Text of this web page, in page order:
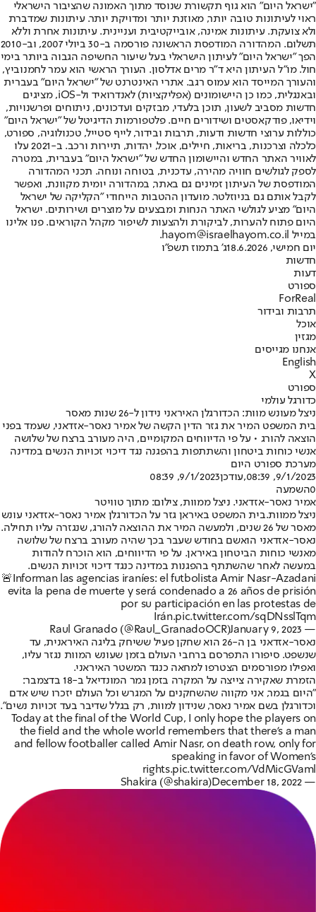
"ישראל היום" הוא גוף תקשורת שנוסד מתוך האמונה שהציבור הישראלי
ראוי לעיתונות טובה יותר, מאוזנת יותר ומדויקת יותר. עיתונות שמדברת
ולא צועקת. עיתונות אמינה, אובייקטיבית ועניינית. עיתונות אחרת וללא
תשלום. המהדורה המודפסת הראשונה פורסמה ב-30 ביולי 2007, וב-2010
הפך "ישראל היום" לעיתון הישראלי בעל שיעור החשיפה הגבוה ביותר בימי
חול. מו"ל העיתון היא ד"ר מרים אדלסון. העורך הראשי הוא עמר לחמנוביץ,
והעורך המייסד הוא עמוס רגב. אתרי האינטרנט של "ישראל היום" בעברית
ובאנגלית, כמו כן היישומונים (אפליקציות) לאנדרואיד ול-iOS, מציגים
חדשות מסביב לשעון, תוכן בלעדי, מבזקים ועדכונים, ניתוחים ופרשנויות,
וידיאו, פודקאסטים ושידורים חיים. פלטפורמות הדיגיטל של "ישראל היום"
כוללות ערוצי חדשות ודעות, תרבות ובידור, לייף סטייל, טכנולוגיה, ספורט,
כלכלה וצרכנות, בריאות, חיילים, אוכל, יהדות, תיירות ורכב. ב-2021 עלו
לאוויר האתר החדש והיישומון החדש של "ישראל היום" בעברית, במטרה
לספק לגולשים חוויה מהירה, עדכנית, בטוחה ונוחה. תכני המהדורה
המודפסת של העיתון זמינים גם באתר, במהדורה יומית מקוונת, ואפשר
לקבל אותם גם בניוזלטר. מועדון ההטבות הייחודי "הקליקה של ישראל
היום" מציע לגולשי האתר הנחות ומבצעים על מוצרים ושירותים. ישראל
היום פתוח להערות, לביקורת ולהצעות לשיפור מקהל הקוראים. פנו אלינו
במייל hayom@israelhayom.co.il.
יום חמישי, 18.6.2026
ג' בתמוז תשפ"ו
חדשות
דעות
ספורט
ForReal
תרבות ובידור
אוכל
מגזין
אנחנו מגייסים
English
X
ספורט
כדורגל עולמי
ניצל מעונש מוות: הכדורגלן האיראני נידון ל-26 שנות מאסר
בית המשפט המיר את גזר הדין הקשה של אמיר נאסר-אזדאני, שעמד בפני
הוצאה להורג • על פי הדיווחים המקומיים, היה מעורב ברצח של שלושה
אנשי כוחות ביטחון והשתתפות בהפגנה נגד דיכוי זכויות הנשים במדינה
מערכת ספורט היום
9/1/2023, 08:39
,עודכן9/1/2023, 08:39
0השמעה
אמיר נאסר-אזדאני. ניצל ממוות, צילום: מתוך טוויטר
ניצל ממוות.בית המשפט באיראן גזר על הכדורגלן אמיר נאסר-אזדאני עונש
מאסר של 26 שנים, ולמעשה המיר את ההוצאה להורג, שנגזרה עליו תחילה.
נאסר-אזדאני הואשם בחודש שעבר בכך שהיה מעורב ברצח של שלושה
מאנשי כוחות הביטחון באיראן. על פי הדיווחים, הוא הוכרח להודות
במעשה לאחר שהשתתף בהפגנות במדינה כנגד דיכוי זכויות הנשים.
🚨Informan las agencias iraníes: el futbolista Amir Nasr-Azadani
evita la pena de muerte y será condenado a 26 años de prisión
por su participación en las protestas de
Irán.pic.twitter.com/sqDNsslTqm
— Raul Granado (@Raul_GranadoOCR)
January 9, 2023
נאסר-אזדאני בן ה-26 הוא שחקן פעיל ששיחק בליגה האיראנית, עד
שנשפט. סיפורו התפרסם ברחבי העולם בזמן שעונש המוות נגזר עליו,
ואפילו מפורסמים הצטרפו למחאה כנגד המשטר האיראני.
הזמרת שאקירה צייצה על המקרה בזמן גמר המונדיאל ב-18 בדצמבר:
"היום בגמר, אני מקווה שהשחקנים על המגרש וכל העולם יזכרו שיש אדם
וכדורגלן בשם אמיר נאסר, שנידון למוות, רק בגלל שדיבר בעד זכויות נשים".
Today at the final of the World Cup, I only hope the players on
the field and the whole world remembers that there’s a man
and fellow footballer called Amir Nasr, on death row, only for
speaking in favor of Women’s
rights.pic.twitter.com/VdMicGVaml
— Shakira (@shakira)
December 18, 2022